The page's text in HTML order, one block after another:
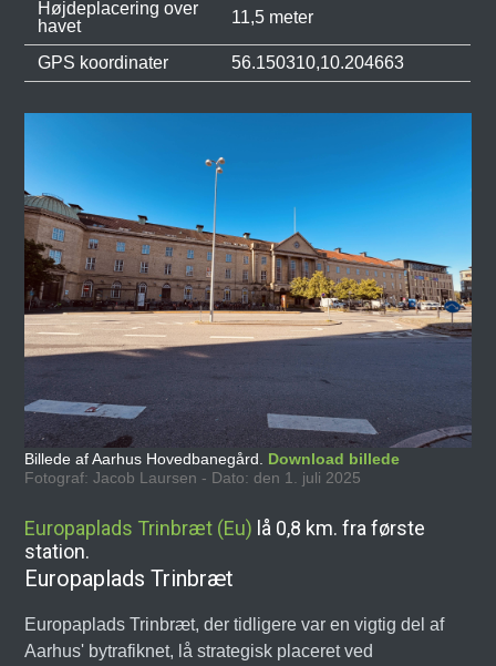
Højdeplacering over
havet
11,5 meter
GPS koordinater 56.150310,10.204663
Billede af Aarhus Hovedbanegård. Download billede
Fotograf: Jacob Laursen - Dato: den 1. juli 2025
Europaplads Trinbræt (Eu) lå 0,8 km. fra første
station.
Europaplads Trinbræt
Europaplads Trinbræt, der tidligere var en vigtig del af
Aarhus' bytrafiknet, lå strategisk placeret ved